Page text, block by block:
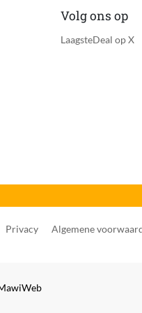
Volg ons op
LaagsteDeal op X
Privacy Algemene